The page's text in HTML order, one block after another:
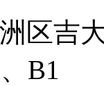
区吉
B1